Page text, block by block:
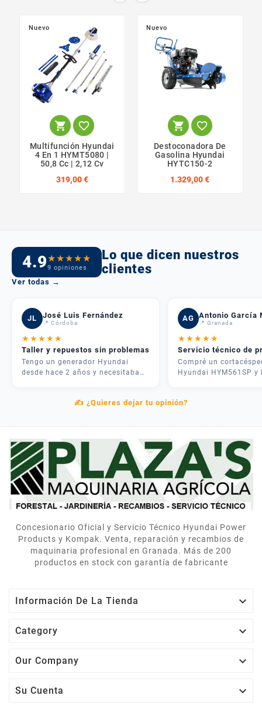
Nuevo
 
Multifunción Hyundai
4 En 1 HYMT5080 |
50,8 Cc | 2,12 Cv
319,00 €
Nuevo
 
Destoconadora De
Gasolina Hyundai
HYTC150-2
1.329,00 €
4.9★★★★★
9 opiniones
Lo que dicen nuestros
clientes
Ver todas →
JL José Luis Fernández
📍 Córdoba
★★★★★
Taller y repuestos sin problemas
Tengo un generador Hyundai
desde hace 2 años y necesitaba
claro y en 3 días lo tenía como
AG Antonio García
📍 Granada
★★★★★
Servicio técnico de
Compré un
Hyundai HYM561SP y
teléfono y me
explicó cómo usarlo
correctamente. Muy
contentos.
✍️ ¿Quieres dejar tu opinión?
Concesionario Oficial y Servicio Técnico Hyundai Power
Products y Kompak. Venta, reparación y recambios de
maquinaria profesional en Granada. Más de 200
productos en stock con garantía de fabricante
Información De La Tienda 
Category 
Our Company 
Su Cuenta 